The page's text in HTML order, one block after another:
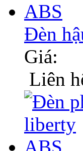
Đèn
Giá:
Liên